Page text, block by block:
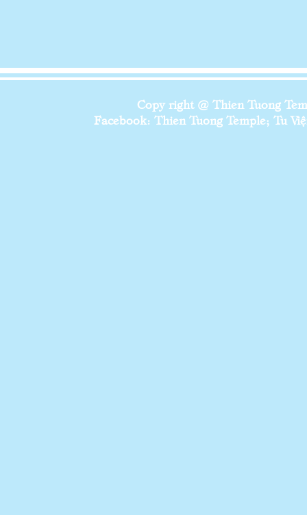
Copy right @ Thien Tuong
Facebook: Thien Tuong Temple; Tu